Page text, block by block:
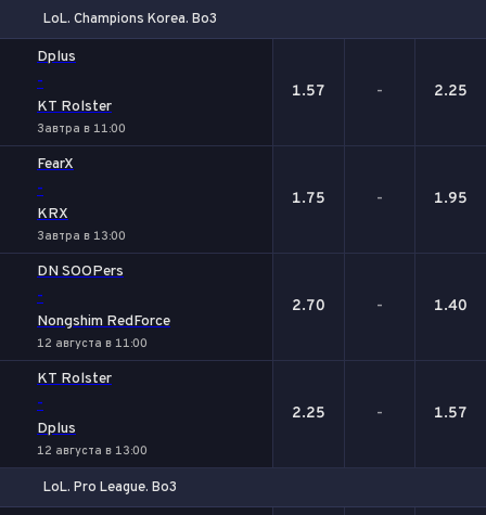
LoL. Champions Korea. Bo3
Dplus
-
KT Rolster
Завтра в 11:00
1.57 - 2.25
FearX
-
KRX
Завтра в 13:00
1.75 - 1.95
DN SOOPers
-
Nongshim RedForce
12 августа в 11:00
2.70 - 1.40
KT Rolster
-
Dplus
12 августа в 13:00
2.25 - 1.57
LoL. Pro League. Bo3